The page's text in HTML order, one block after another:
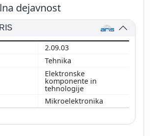
dejavnost
2.09.03
Tehnika
Elektronske
komponente in
tehnologije
Mikroelektronika